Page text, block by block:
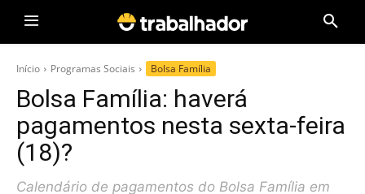
Início Programas Sociais Bolsa Família
Bolsa Família: haverá
pagamentos nesta sexta-feira
(18)?
Calendário de pagamentos do Bolsa Família em